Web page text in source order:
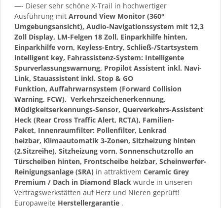
—- Dieser sehr schöne X-Trail in hochwertiger
Ausführung mit Arround View Monitor (360°
Umgebungsansicht), Audio-Navigationssystem mit 12,3
Zoll Display, LM-Felgen 18 Zoll, Einparkhilfe hinten,
Einparkhilfe vorn, Keyless-Entry, Schließ-/Startsystem
intelligent key, Fahrassistenz-System: Intelligente
Spurverlassungswarnung, Propilot Assistent inkl. Navi-
Link, Stauassistent inkl. Stop & GO
Funktion, Auffahrwarnsystem (Forward Collision
Warning, FCW), Verkehrszeichenerkennung,
Müdigkeitserkennungs-Sensor, Querverkehrs-Assistent
Heck (Rear Cross Traffic Alert, RCTA), Familien-
Paket, Innenraumfilter: Pollenfilter, Lenkrad
heizbar, Klimaautomatik 3-Zonen, Sitzheizung hinten
(2.Sitzreihe), Sitzheizung vorn, Sonnenschutzrollo an
Türscheiben hinten, Frontscheibe heizbar, Scheinwerfer-
Reinigungsanlage (SRA) in attraktivem Ceramic Grey
Premium / Dach in Diamond Black wurde in unseren
Vertragswerkstätten auf Herz und Nieren geprüft!
Europaweite Herstellergarantie .